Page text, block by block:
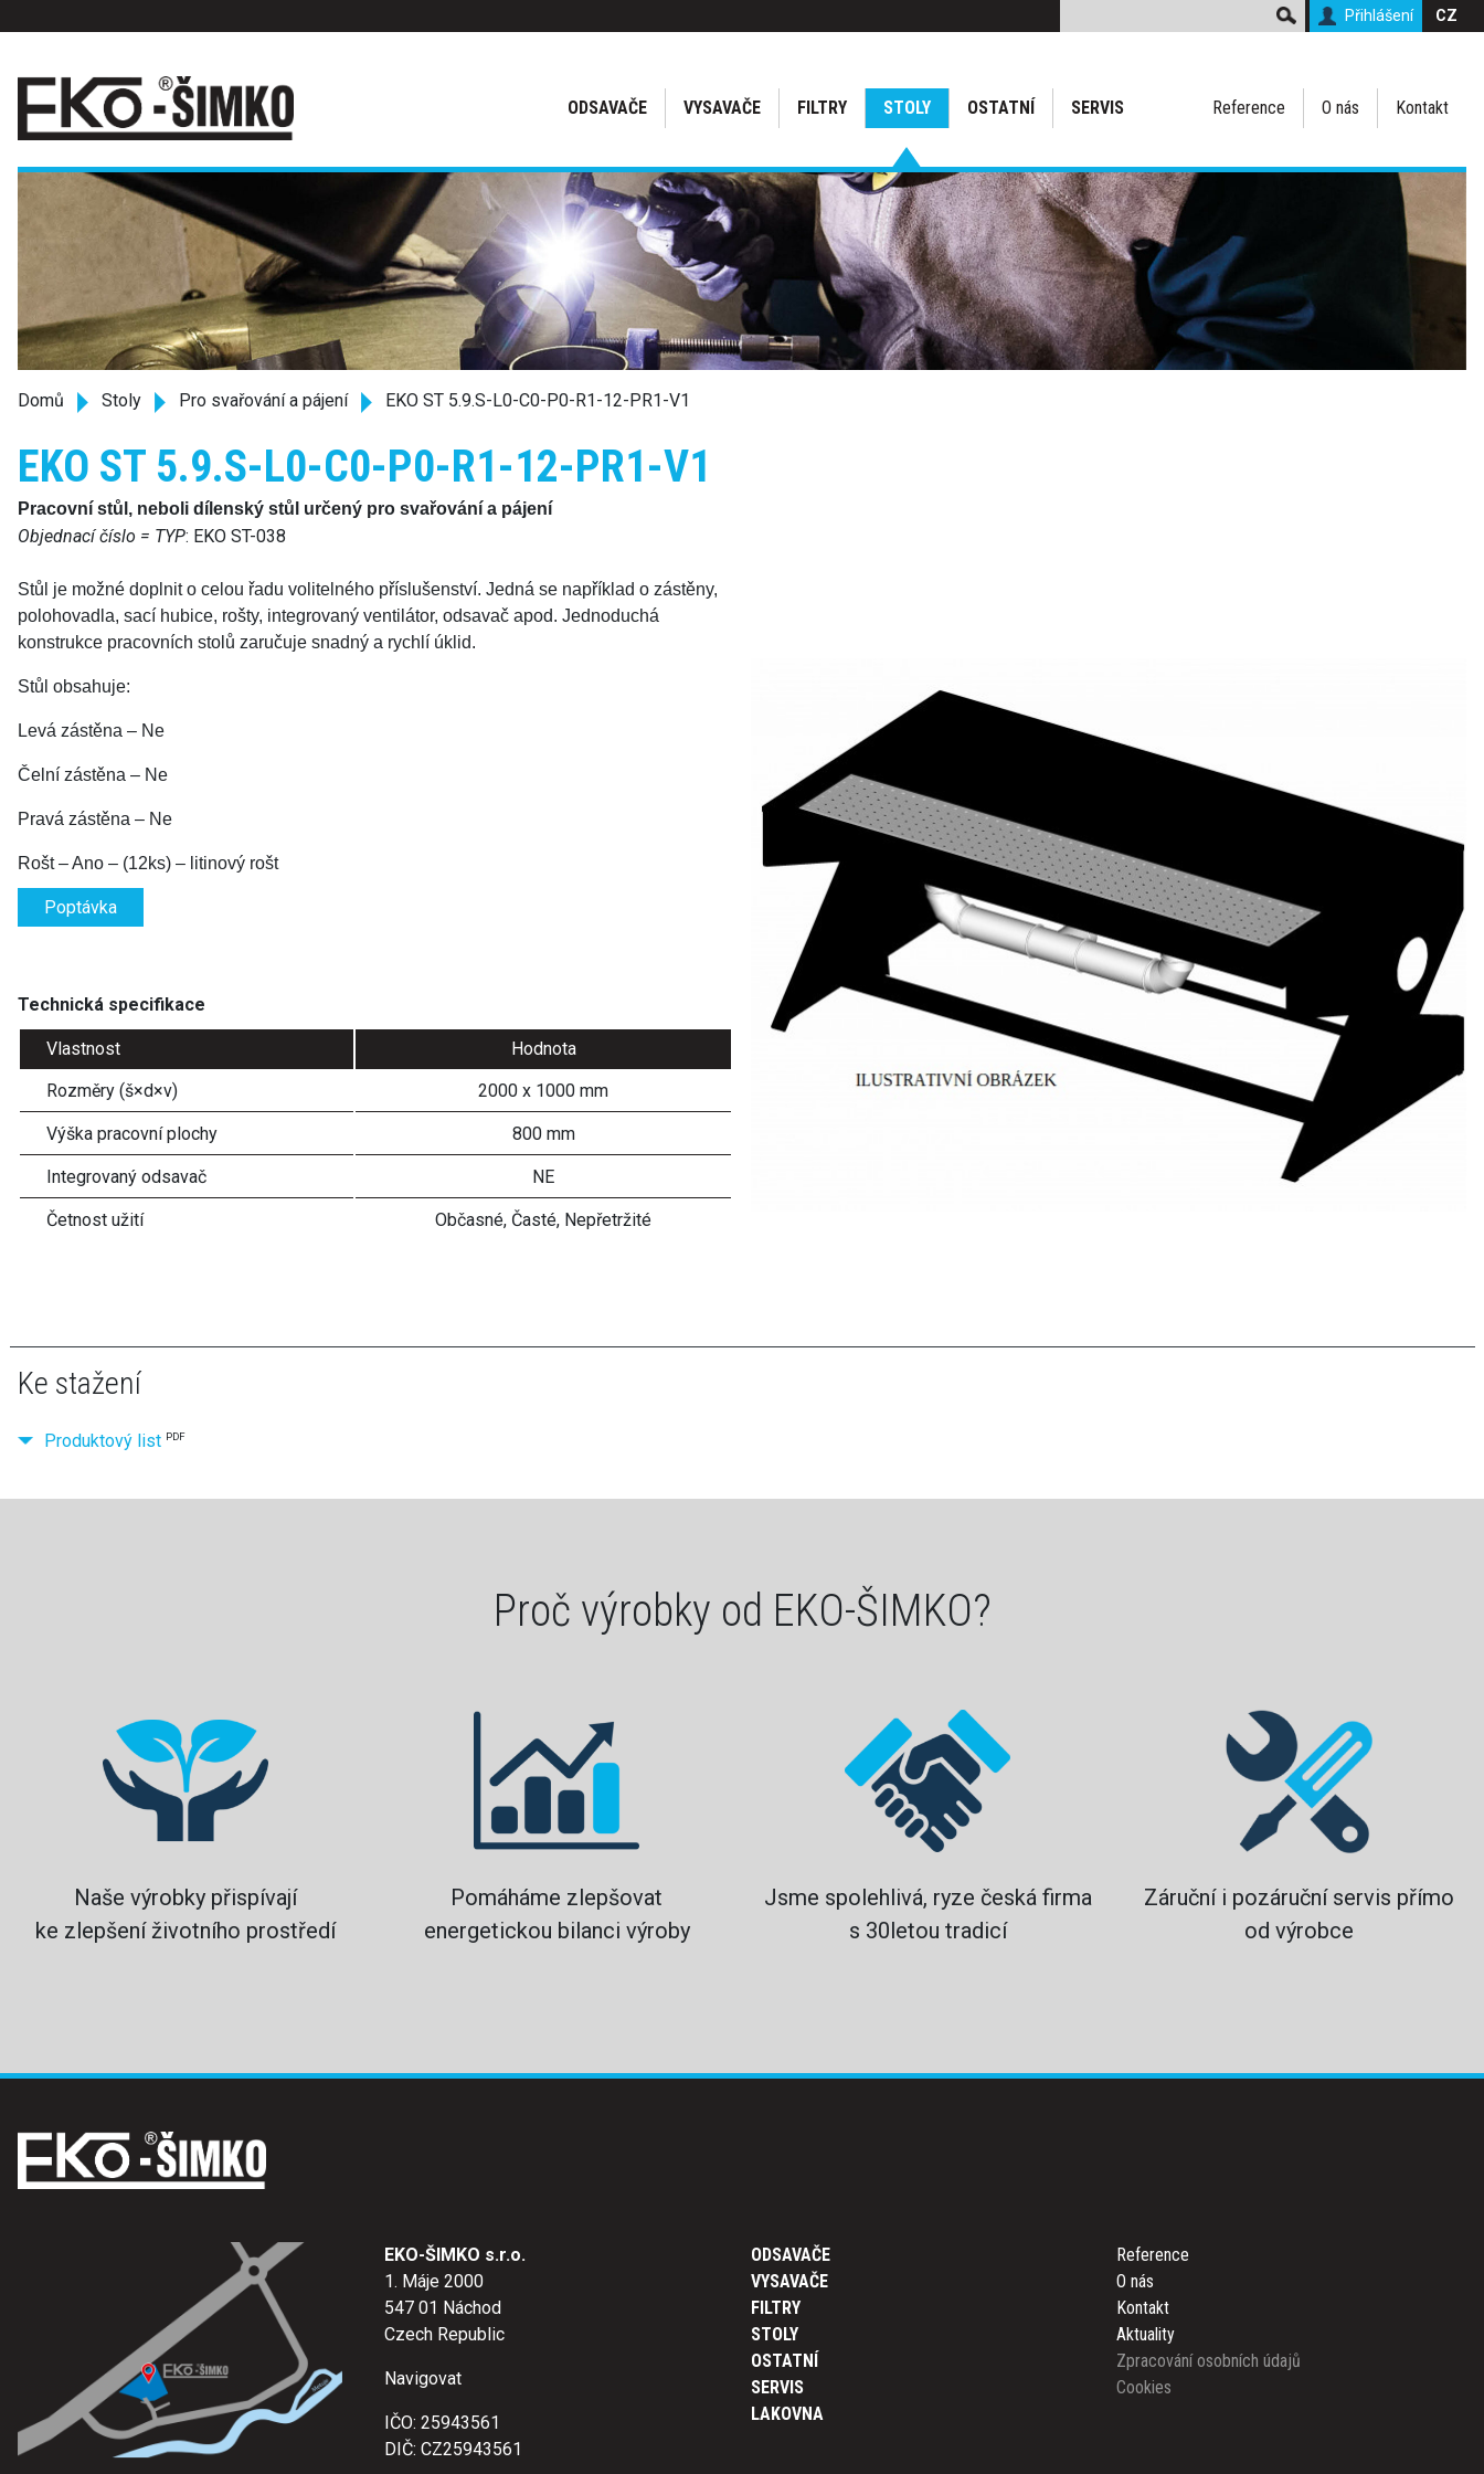
Přihlášení CZ
ODSAVAČE VYSAVAČE FILTRY STOLY OSTATNÍ SERVIS Reference O nás Kontakt
Domů Stoly Pro svařování a pájení EKO ST 5.9.S-L0-C0-P0-R1-12-PR1-V1
EKO ST 5.9.S-L0-C0-P0-R1-12-PR1-V1
Pracovní stů l, neboli dílenský stů l určený pro svařování a pájení
Objednací číslo = TYP: EKO ST-038
Stůl je možné doplnit o celou řadu volitelného příslušenství. Jedná se například o zástěny,
polohovadla, sací hubice, rošty, integrovaný ventilátor, odsavač apod. Jednoduchá
konstrukce pracovních stolů zaručuje snadný a rychlí úklid.
Stůl obsahuje:
Levá zástěna – Ne
Čelní zástěna – Ne
Pravá zástěna – Ne
Rošt –Ano – (12ks) – itinový rošt
Poptávka
Technická specifikace
Vlastnost
Hodnota
Rozměry (š×d×v)
2000 x 1000 mm
Výška pracovní plochy 800 mm
Integrovaný odsavač NE
Četnost užití Občasné, Časté, Nepřetržité
Ke stažení
Produktový list PDF
Proč výrobky od EKO-ŠIMKO?
Naše výrobky přispívají
ke zlepšení životního prostředí
Pomáháme zlepšovat
energetickou bilanci výroby
Jsme spolehlivá, ryze česká firma
s 30letou tradicí
Záruční i pozáruční servis přímo
od výrobce
EKO-ŠIMKO s.r.o.
1. Máje 2000
547 01 Náchod
Czech Republic
Navigovat
IČO: 25943561
DIČ: CZ25943561
ODSAVAČE
VYSAVAČE
FILTRY
STOLY
OSTATNÍ
SERVIS
LAKOVNA
Reference
O nás
Kontakt
Aktuality
Zpracování osobních údajů
Cookies